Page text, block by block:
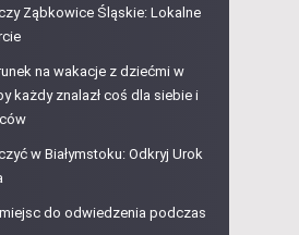
Ząbkowice Śląskie: Lokalne
na wakacje z dziećmi w
każdy znalazł coś dla siebie i
w Białymstoku: Odkryj Urok
do odwiedzenia podczas